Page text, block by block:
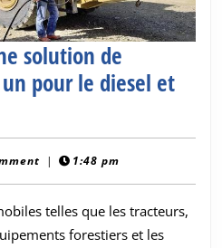
solution de
pour le diesel et
| 1:48 pm
telles que les tracteurs,
forestiers et les